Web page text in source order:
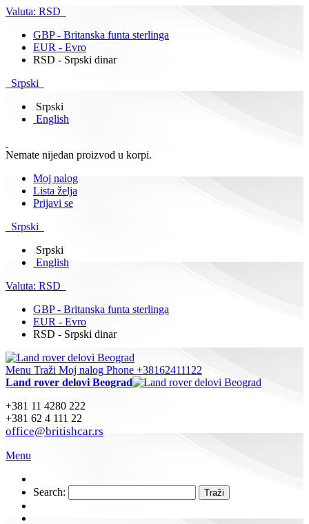
Valuta: RSD
GBP - Britanska funta sterlinga
EUR - Evro
RSD - Srpski dinar
Srpski
Srpski
English
Nemate nijedan proizvod u korpi.
Moj nalog
Lista želja
Prijavi se
Srpski
Srpski
English
Valuta: RSD
GBP - Britanska funta sterlinga
EUR - Evro
RSD - Srpski dinar
Menu Traži Moj nalog Phone +38162411122
Land rover delovi Beograd
+381 11 4280 222
+381 62 4 111 22
office@britishcar.rs
Menu
Search: Traži